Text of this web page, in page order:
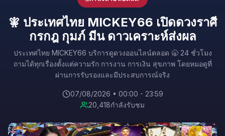
🧚 ประเทศไทย MICKEY66 เปิดดวงราศี
กรกฎ กุมภ์ มีน ดาวเคราะห์ส่งผล
ประเทศไทย MICKEY66 บริการดูดวงออนไลน์ตลอด 🥱 24 ชั่วโมง
ถามได้ทุกเรื่องตั้งแต่ความรัก การงาน การเงิน สุขภาพ โดยหมอดูที่
ผ่านการรับรองและมีประสบการณ์จริง
07/08/2026 • 00:00 - 23:59
20,418กำลังรับชม